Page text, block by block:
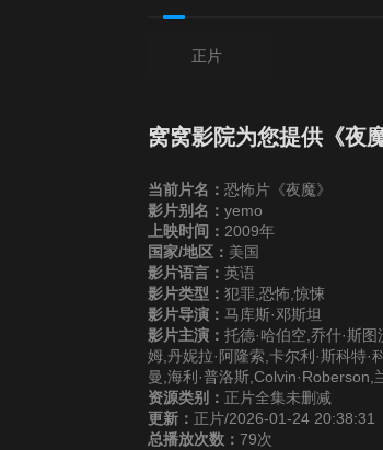
正片
窝窝影院为您提供《夜
当前片名： 恐怖片《夜魔》
影片别名： yemo
上映时间： 2009年
国家/地区： 美国
影片语言： 英语
影片类型： 犯罪,恐怖,惊悚
影片导演： 马库斯·邓斯坦
影片主演： 托德·哈伯空,乔什·斯
姆,丹妮拉·阿隆索,卡尔利·斯科特·
曼,海利·普洛斯,Colvin·Roberson,
资源类别： 正片全集未删减
更新： 正片/2026-01-24 20:38:31
总播放次数： 79次